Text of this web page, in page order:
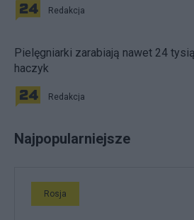
Redakcja
Pielęgniarki zarabiają nawet 24
haczyk
Redakcja
Najpopularniejsze
Rosja